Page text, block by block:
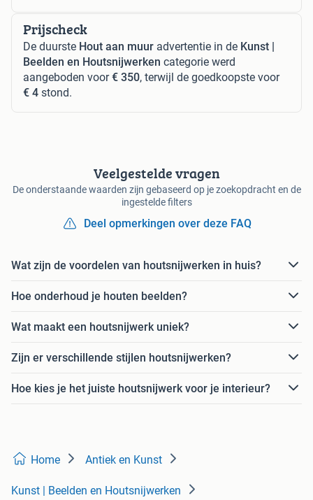
Prijscheck
De duurste Hout aan muur advertentie in de Kunst |
Beelden en Houtsnijwerken categorie werd
aangeboden voor€ 350, terwijl de goedkoopste voor
€ 4 stond.
Veelgestelde vragen
De onderstaande waarden zijn gebaseerd op je zoekopdracht en de
ingestelde filters
Deel opmerkingen over deze FAQ
Wat zijn de voordelen van houtsnijwerken in huis?
Hoe onderhoud je houten beelden?
Wat maakt een houtsnijwerk uniek?
Zijn er verschillende stijlen houtsnijwerken?
Hoe kies je het juiste houtsnijwerk voor je interieur?
Home Antiek en Kunst
Kunst | Beelden en Houtsnijwerken